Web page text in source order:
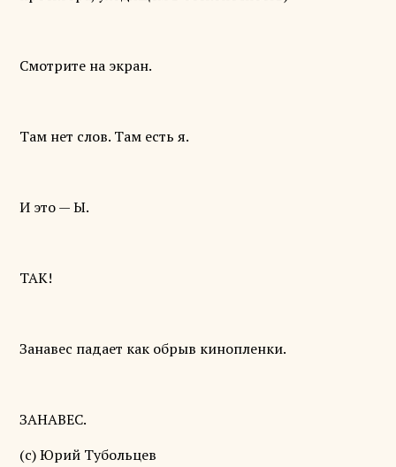
Смотрите на экран.
Там нет слов. Там есть я.
И это — Ы.
ТАК!
Занавес падает как обрыв кинопленки.
ЗАНАВЕС.
(с) Юрий Тубольцев